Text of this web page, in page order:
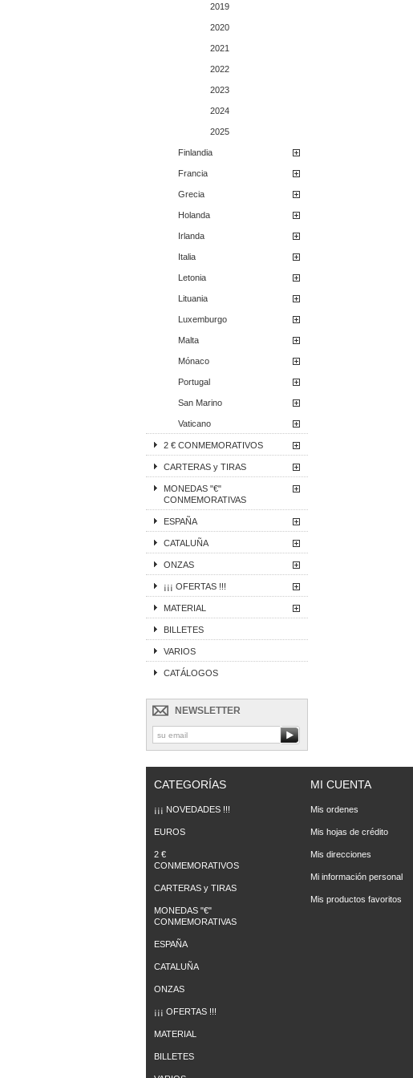
2019
2020
2021
2022
2023
2024
2025
Finlandia
Francia
Grecia
Holanda
Irlanda
Italia
Letonia
Lituania
Luxemburgo
Malta
Mónaco
Portugal
San Marino
Vaticano
2 € CONMEMORATIVOS
CARTERAS y TIRAS
MONEDAS "€"
CONMEMORATIVAS
ESPAÑA
CATALUÑA
ONZAS
¡¡¡ OFERTAS !!!
MATERIAL
BILLETES
VARIOS
CATÁLOGOS
NEWSLETTER
CATEGORÍAS
¡¡¡ NOVEDADES !!!
EUROS
2 €
CONMEMORATIVOS
CARTERAS y TIRAS
MONEDAS "€"
CONMEMORATIVAS
ESPAÑA
CATALUÑA
ONZAS
¡¡¡ OFERTAS !!!
MATERIAL
BILLETES
MI CUENTA
Mis ordenes
Mis hojas de crédito
Mis direcciones
Mi información personal
Mis productos favoritos